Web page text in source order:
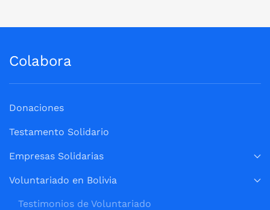
Colabora
Donaciones
Testamento Solidario
Empresas Solidarias
Voluntariado en Bolivia
Testimonios de Voluntariado